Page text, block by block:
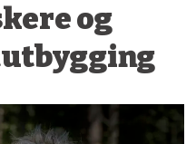
og